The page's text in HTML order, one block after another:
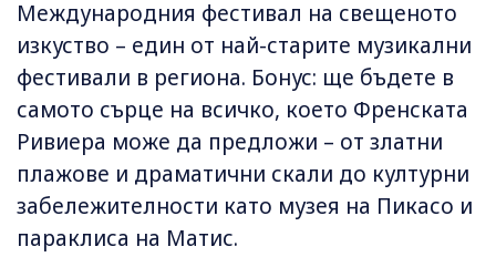
Международния фестивал на свещеното
изкуство – един от най-старите музикални
фестивали в региона. Бонус: ще бъдете в
самото сърце на всичко, което Френската
Ривиера може да предложи – от златни
плажове и драматични скали до културни
забележителности като музея на Пикасо и
параклиса на Матис.